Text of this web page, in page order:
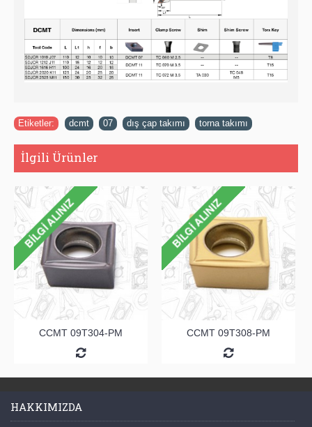
Etiketler: dcmt 07 dış çap takımı torna takımı
İlgili Ürünler
CCMT 09T304-PM CCMT 09T308-PM
HAKKIMIZDA